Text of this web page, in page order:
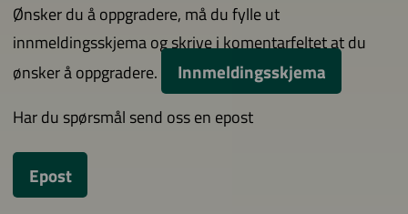
Ønsker du å oppgradere, må du fylle ut
innmeldingsskjema og skrive i komentarfeltet at du
ønsker å oppgradere.
Innmeldingsskjema
Har du spørsmål send oss en epost
Epost